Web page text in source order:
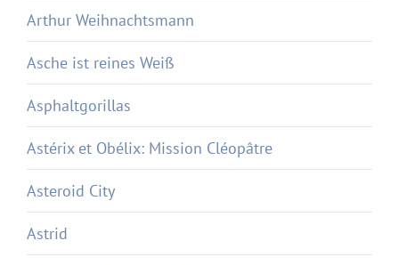
Arthur Weihnachtsmann
Asche ist reines Weiß
Asphaltgorillas
Astérix et Obélix: Mission Cléopâtre
Asteroid City
Astrid